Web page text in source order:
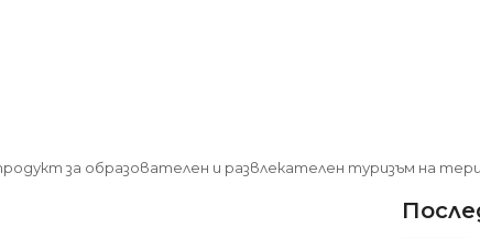
за образователен и развлекателен туризъм на